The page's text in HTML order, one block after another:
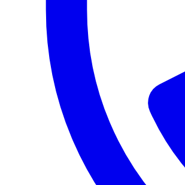
Подраздел «Проверка адреса подключения»
проверкой и технической доступностью
многоквартирных домов Якутска это
принятия решения, потому что именно
реальность подключения.
Подключённые дома и районы
Подраздел «Подключённые дома и районы»
«Интерактивная карта покрытия Якутск»
практическим вопросом. Он помогает
страницы с реальными условиями
эксплуатации услуги у Рубинет.